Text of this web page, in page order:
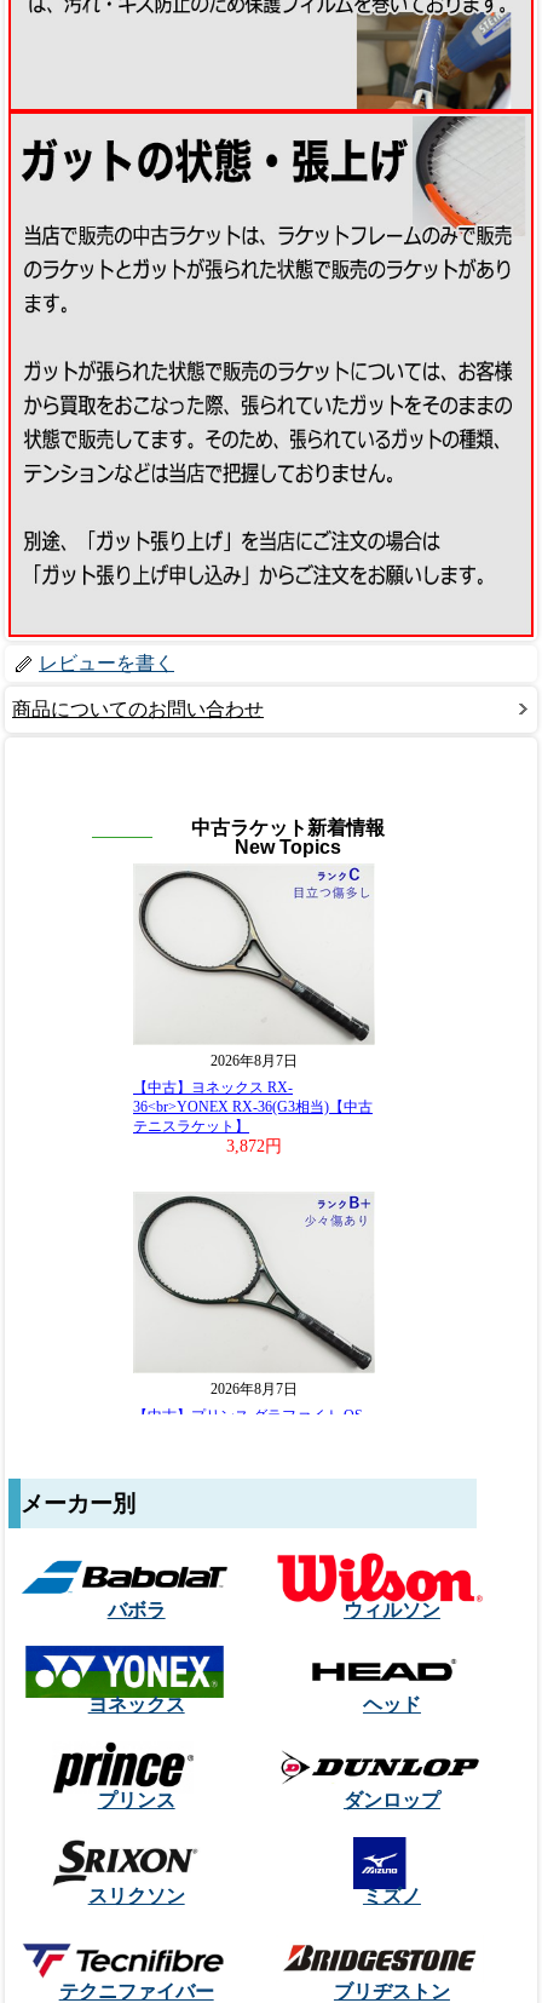
レビューを書く
商品についてのお問い合わせ
中古ラケット新着情報
New Topics
メーカー別
バボラ ウィルソン
ヨネックス ヘッド
プリンス ダンロップ
スリクソン ミズノ
テクニファイバー ブリヂストン